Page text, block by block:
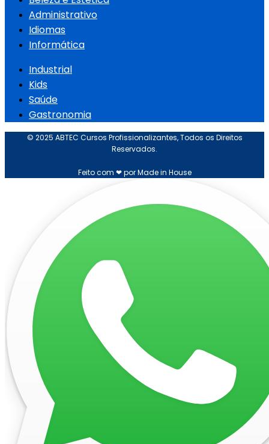
Administrativo
Idiomas
Informática
Industrial
Kids
Saúde
Gastronomia
© 2025 ABTEC Cursos Profissionalizantes, Todos os Direitos
Reservados.
Feito com ❤ por Made in House